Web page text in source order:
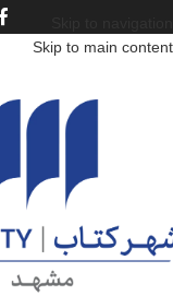
Skip to main content